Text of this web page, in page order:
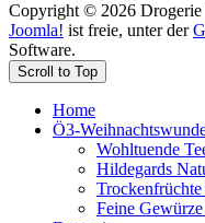
Copyright © 2026 Drogerie
Joomla! ist freie, unter der
Software.
Scroll to Top
Home
Ö3-
Wohltuende
Hildegards
Feine